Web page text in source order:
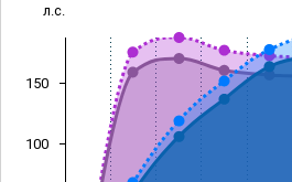
л.с.
100
150